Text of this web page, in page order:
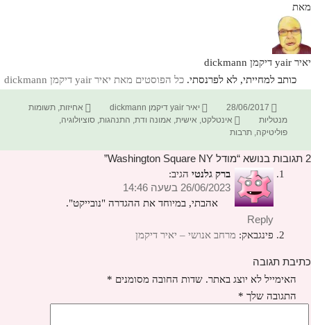
מאת
יאיר yair דיקמן dickmann
כותב למחייתי, לא לפרנסתי. כל הפוסטים מאת יאיר yair דיקמן dickmann‏
פורסם
בתאריך
28/06/2017 מחבר
יאיר yair דיקמן dickmann קטגוריות
אחיזות,תשומות
מנטליות
תגיות
אינטלקט, אישית, אמונה ודת, התנהגות,סוציולוגיה,
פוליטיקה,תרבות
2 תגובות בנושא “מודל Washington Square NY”
ברק גלנטי הגיב:
26/06/2023 בשעה 14:46
אהבתי, במיוחד את ההגדרה "נובייקט".
Reply
פינגבאק: מרחב אנושי – יאיר דיקמן
כתיבת תגובה
האימייל לא יוצג באתר. שדות החובה מסומנים *
התגובה שלך *